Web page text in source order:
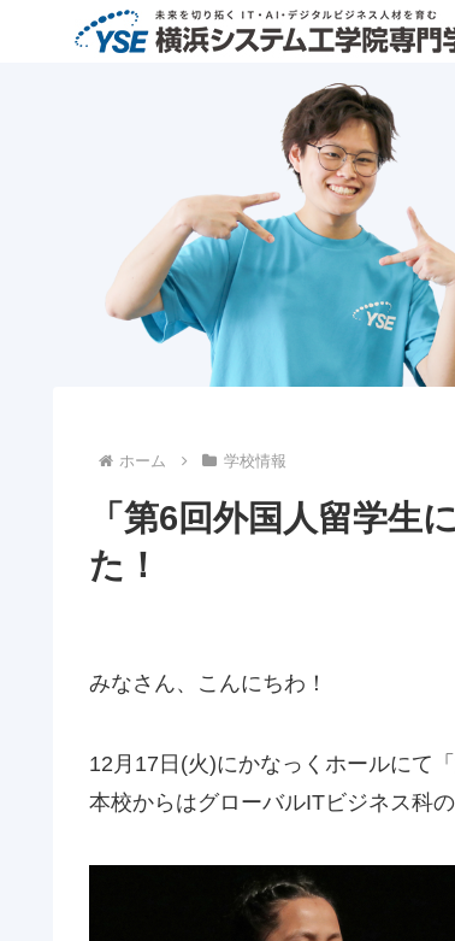
ホーム 学校情報
「第6回外国人留学生
た！
みなさん、こんにちわ！
12月17日(火)にかなっくホールにて
本校からはグローバルITビジネス科